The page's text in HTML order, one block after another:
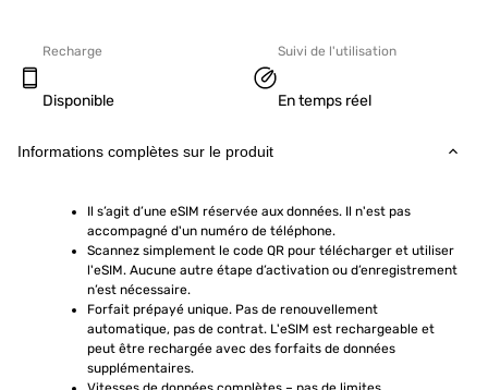
Recharge
Disponible
Suivi de l'utilisation
En temps réel
Informations complètes sur le produit
Il s’agit d’une eSIM réservée aux données. Il n'est pas
accompagné d'un numéro de téléphone.
Scannez simplement le code QR pour télécharger et utiliser
l'eSIM. Aucune autre étape d’activation ou d’enregistrement
n’est nécessaire.
Forfait prépayé unique. Pas de renouvellement
automatique, pas de contrat. L'eSIM est rechargeable et
peut être rechargée avec des forfaits de données
supplémentaires.